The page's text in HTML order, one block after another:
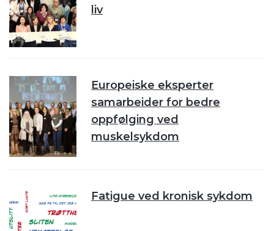
liv
Europeiske eksperter
samarbeider for bedre
oppfølging ved
muskelsykdom
Fatigue ved kronisk sykdom